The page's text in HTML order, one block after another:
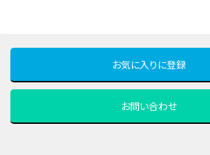
お気に入りに登録
お問い合わせ